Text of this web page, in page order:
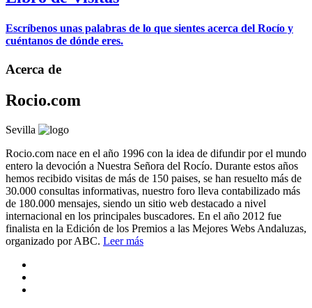
Escríbenos unas palabras de lo que sientes acerca del Rocío y
cuéntanos de dónde eres.
Acerca de
Rocio.com
Sevilla
Rocio.com nace en el año 1996 con la idea de difundir por el mundo
entero la devoción a Nuestra Señora del Rocío. Durante estos años
hemos recibido visitas de más de 150 paises, se han resuelto más de
30.000 consultas informativas, nuestro foro lleva contabilizado más
de 180.000 mensajes, siendo un sitio web destacado a nivel
internacional en los principales buscadores. En el año 2012 fue
finalista en la Edición de los Premios a las Mejores Webs Andaluzas,
organizado por ABC. Leer más